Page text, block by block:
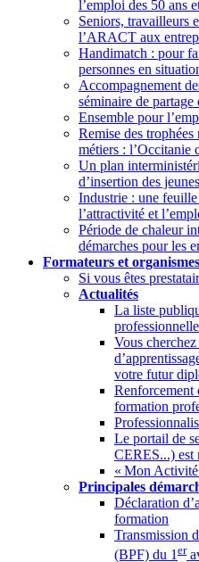
l’emploi des 50 ans
Seniors, travailleurs
l’ARACT aux
Handimatch : pour
personnes en
Accompagnement
séminaire de partage
Ensemble pour
Remise des
métiers : l’Occitanie
Un plan
d’insertion des jeunes
Industrie : une
l’attractivité et
Période de chaleur
démarches pour les
Formateurs et
Si vous êtes
Actualités
La liste
Vous
votre futur
Renforcement
formation
Le portail de
CERES...) est
« Mon
Principales
Déclaration
formation
Transmission
(BPF) du 1 er